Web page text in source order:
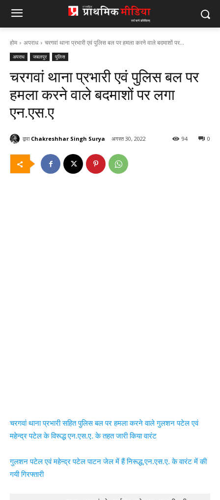
होम अपराध चरगवां थाना प्रभारी एवं पुलिस बल पर हमला करने वाले बदमाशों पर...
अपराध जबलपुर पुलिस
चरगवां थाना प्रभारी एवं पुलिस बल पर
हमला करने वाले बदमाशों पर लगा
एन.एस.ए
द्वारा Chakreshhar Singh Surya अगस्त 30, 2022 0
94
चरगवां थाना प्रभारी सहित पुलिस बल पर हमला करने वाले गुलशन पटेल एवं
महेन्द्र पटेल के विरूद्ध एन.एस.ए. के तहत जारी किया वारंट
गुलशन पटेल एवं महेन्द्र पटेल पाटन जेल में हैं निरूद्ध,एन.एस.ए. के वारंट में की
गयी गिरफ्तारी